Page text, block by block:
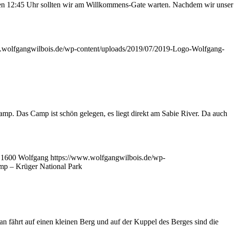
12:45 Uhr sollten wir am Willkommens-Gate warten. Nachdem wir unser
wp-content/uploads/2019/07/2019-Logo-Wolfgang-
Das Camp ist schön gelegen, es liegt direkt am Sabie River. Da auch
1600 Wolfgang https://www.wolfgangwilbois.de/wp-
– Krüger National Park
fährt auf einen kleinen Berg und auf der Kuppel des Berges sind die